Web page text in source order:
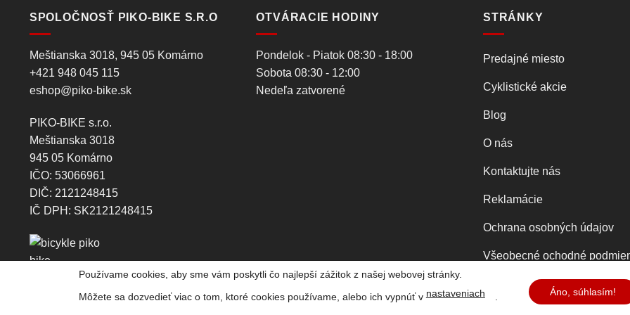
SPOLOČNOSŤ PIKO-BIKE S.R.O
Meštianska 3018, 945 05 Komárno
+421 948 045 115
eshop@piko-bike.sk
PIKO-BIKE s.r.o.
Meštianska 3018
945 05 Komárno
IČO: 53066961
DIČ: 2121248415
IČ DPH: SK2121248415
OTVÁRACIE HODINY
Pondelok - Piatok 08:30 - 18:00
Sobota 08:30 - 12:00
Nedeľa zatvorené
STRÁNKY
Predajné miesto
Cyklistické akcie
Blog
O nás
Kontaktujte nás
Reklamácie
Ochrana osobných údajov
Všeobecné ochodné
© 2026Ing. Kamil Kovács - PIKO-KOMÁRNO Webdesign by
Používame cookies, aby sme vám poskytli čo najlepší zážitok z našej webovej stránky.
Môžete sa dozvedieť viac o tom, ktoré cookies používame, alebo ich vypnúť vnastaveniach . Áno, súhlasím!